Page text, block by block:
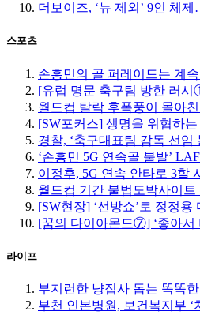
더보이즈, ‘뉴 제외’ 9인 체
스포츠
손흥민의 골 퍼레이드는 계
[유럽 명문 축구팀 방한 러
월드컵 탈락 후폭풍이 몰아
[SW포커스] 생명을 위협하
경찰, ‘축구대표팀 감독 선임
‘손흥민 5G 연속골 불발’
이정후, 5G 연속 안타로 3할
월드컵 기간 불법도박사이트
[SW현장] ‘선방쇼’로 정정
[꿈의 다이아몬드⑦] ‘좋아서
라이프
부지런한 냥집사 돕는 똑똑
부천 인본병원, 보건복지부